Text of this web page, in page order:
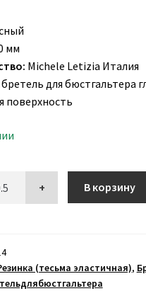
мм
Michele Letizia Италия
бретель для бюстгальтера
поверхность
В корзину
(тесьма эластичная),